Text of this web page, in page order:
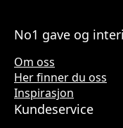
No1 gave og
Om oss
Her finner du oss
Inspirasjon
Kundeservice